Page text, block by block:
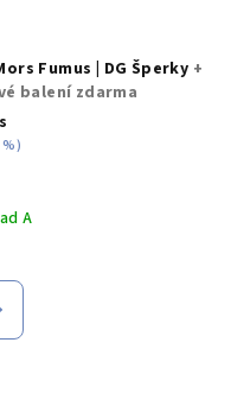
Fumus | DG Šperky +
balení zdarma
%)
A